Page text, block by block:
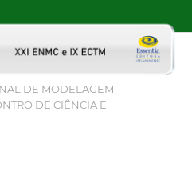
DE MODELAGEM
DE CIÊNCIA E